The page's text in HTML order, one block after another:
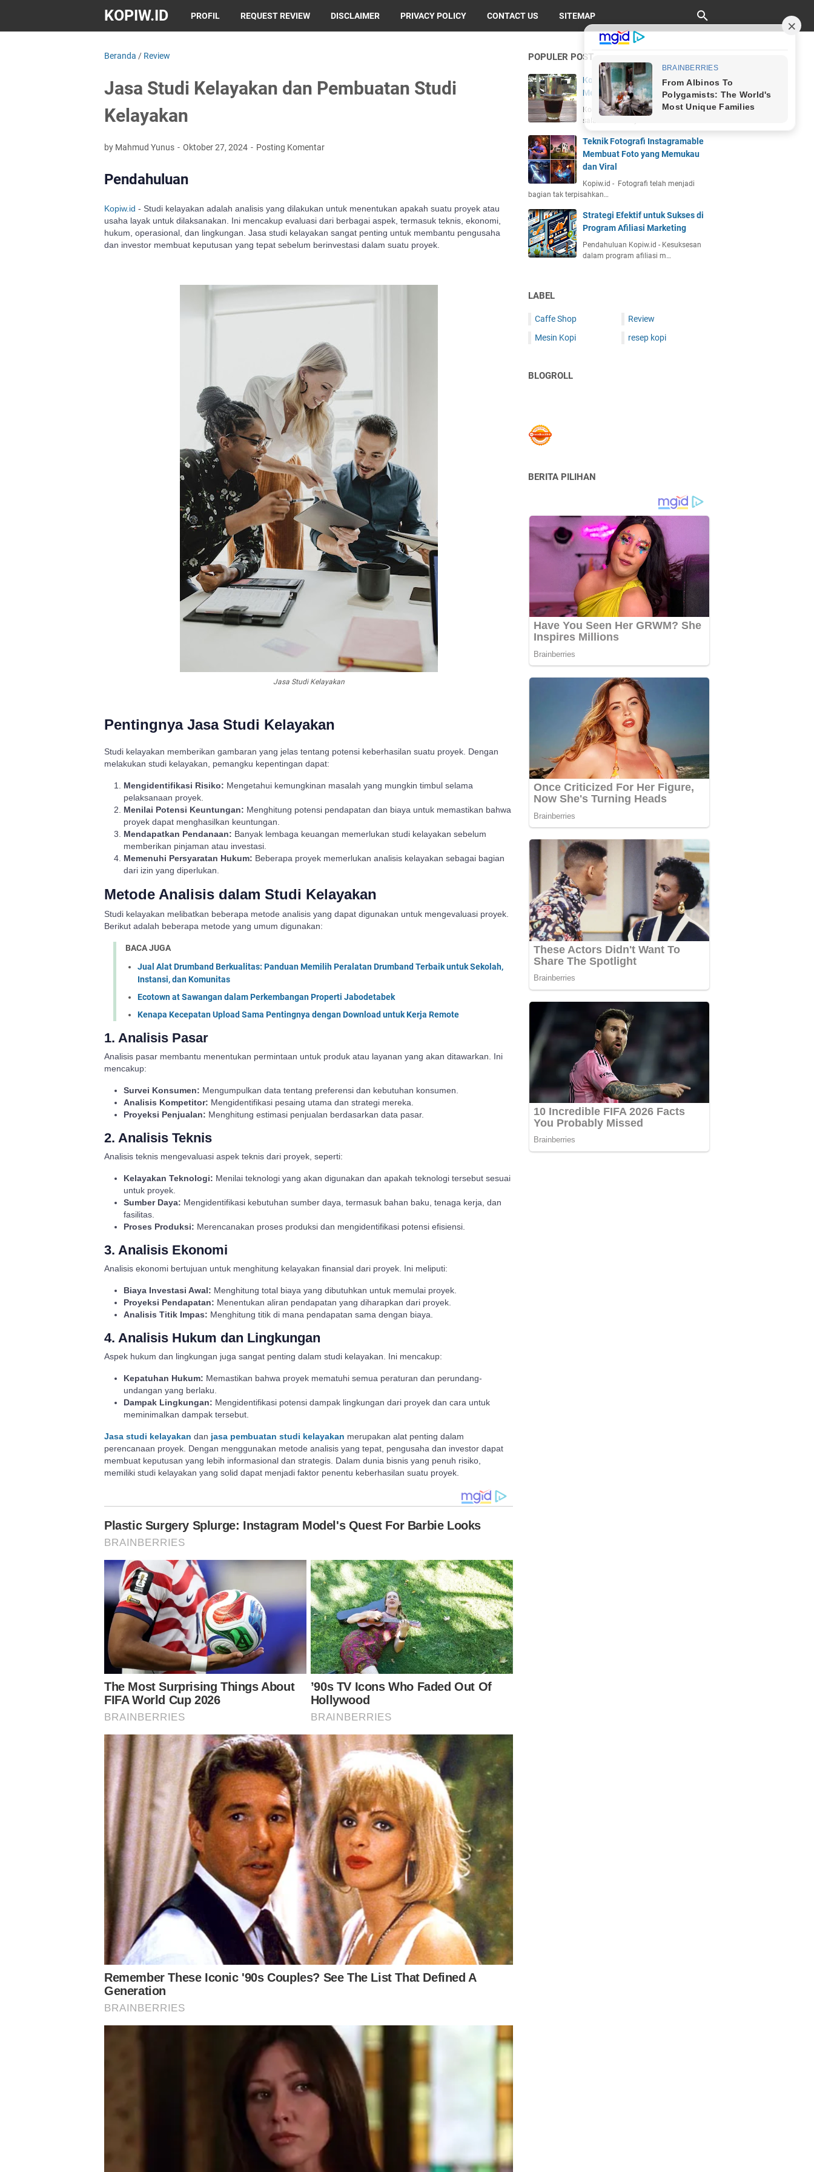
KOPIW.ID PROFIL REQUEST REVIEW DISCLAIMER PRIVACY POLICY CONTACT US SITEMAP
Beranda / Review
Jasa Studi Kelayakan dan Pembuatan Studi
Kelayakan
by Mahmud Yunus Oktober 27, 2024 Posting Komentar
Pendahuluan
Kopiw.id - Studi kelayakan adalah analisis yang dilakukan untuk menentukan apakah suatu proyek atau
usaha layak untuk dilaksanakan. Ini mencakup evaluasi dari berbagai aspek, termasuk teknis, ekonomi,
hukum, operasional, dan lingkungan. Jasa studi kelayakan sangat penting untuk membantu pengusaha
dan investor membuat keputusan yang tepat sebelum berinvestasi dalam suatu proyek.
Jasa Studi Kelayakan
Pentingnya Jasa Studi Kelayakan
Studi kelayakan memberikan gambaran yang jelas tentang potensi keberhasilan suatu proyek. Dengan
melakukan studi kelayakan, pemangku kepentingan dapat:
Mengidentifikasi Risiko: Mengetahui kemungkinan masalah yang mungkin timbul selama
pelaksanaan proyek.
Menilai Potensi Keuntungan: Menghitung potensi pendapatan dan biaya untuk memastikan bahwa
proyek dapat menghasilkan keuntungan.
Mendapatkan Pendanaan: Banyak lembaga keuangan memerlukan studi kelayakan sebelum
memberikan pinjaman atau investasi.
Memenuhi Persyaratan Hukum: Beberapa proyek memerlukan analisis kelayakan sebagai bagian
dari izin yang diperlukan.
Metode Analisis dalam Studi Kelayakan
Studi kelayakan melibatkan beberapa metode analisis yang dapat digunakan untuk mengevaluasi proyek.
Berikut adalah beberapa metode yang umum digunakan:
BACA JUGA
Jual Alat Drumband Berkualitas: Panduan Memilih Peralatan Drumband Terbaik untuk Sekolah,
Instansi, dan Komunitas
Ecotown at Sawangan dalam Perkembangan Properti Jabodetabek
Kenapa Kecepatan Upload Sama Pentingnya dengan Download untuk Kerja Remote
1. Analisis Pasar
Analisis pasar membantu menentukan permintaan untuk produk atau layanan yang akan ditawarkan. Ini
mencakup:
Survei Konsumen: Mengumpulkan data tentang preferensi dan kebutuhan konsumen.
Analisis Kompetitor: Mengidentifikasi pesaing utama dan strategi mereka.
Proyeksi Penjualan: Menghitung estimasi penjualan berdasarkan data pasar.
2. Analisis Teknis
Analisis teknis mengevaluasi aspek teknis dari proyek, seperti:
Kelayakan Teknologi: Menilai teknologi yang akan digunakan dan apakah teknologi tersebut sesuai
untuk proyek.
Sumber Daya: Mengidentifikasi kebutuhan sumber daya, termasuk bahan baku, tenaga kerja, dan
fasilitas.
Proses Produksi: Merencanakan proses produksi dan mengidentifikasi potensi efisiensi.
3. Analisis Ekonomi
Analisis ekonomi bertujuan untuk menghitung kelayakan finansial dari proyek. Ini meliputi:
Biaya Investasi Awal: Menghitung total biaya yang dibutuhkan untuk memulai proyek.
Proyeksi Pendapatan: Menentukan aliran pendapatan yang diharapkan dari proyek.
Analisis Titik Impas: Menghitung titik di mana pendapatan sama dengan biaya.
4. Analisis Hukum dan Lingkungan
Aspek hukum dan lingkungan juga sangat penting dalam studi kelayakan. Ini mencakup:
Kepatuhan Hukum: Memastikan bahwa proyek mematuhi semua peraturan dan perundang-
undangan yang berlaku.
Dampak Lingkungan: Mengidentifikasi potensi dampak lingkungan dari proyek dan cara untuk
meminimalkan dampak tersebut.
Jasa studi kelayakan dan jasa pembuatan studi kelayakan merupakan alat penting dalam
perencanaan proyek. Dengan menggunakan metode analisis yang tepat, pengusaha dan investor dapat
membuat keputusan yang lebih informasional dan strategis. Dalam dunia bisnis yang penuh risiko,
memiliki studi kelayakan yang solid dapat menjadi faktor penentu keberhasilan suatu proyek.
POPULER POST
Kopi Vietnam Drip: Sejarah, Cara
Membuat, dan Cita Rasa Unik
Kopiw.id - Kopi Vietnam drip adalah
salah satu kekayaan bu…
Teknik Fotografi Instagramable
Membuat Foto yang Memukau
dan Viral
Kopiw.id - Fotografi telah menjadi
bagian tak terpisahkan…
Strategi Efektif untuk Sukses di
Program Afiliasi Marketing
Pendahuluan Kopiw.id - Kesuksesan
dalam program afiliasi m…
LABEL
Caffe Shop
Mesin Kopi
Review
resep kopi
BLOGROLL
BERITA PILIHAN